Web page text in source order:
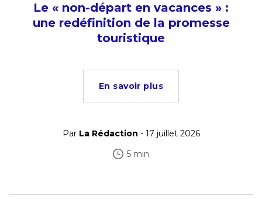
Le « non-départ en vacances » :
une redéfinition de la promesse
touristique
En savoir plus
Par La Rédaction - 17 juillet 2026
5 min